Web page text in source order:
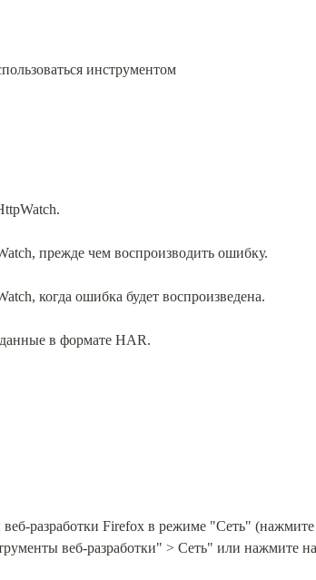
инструментом
прежде чем воспроизводить ошибку.
когда ошибка будет воспроизведена.
в формате HAR.
разработки Firefox в режиме "Сеть"
веб-разработки" > Сеть" или нажмите